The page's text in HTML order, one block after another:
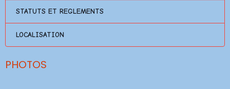
STATUTS ET REGLEMENTS
LOCALISATION
PHOTOS